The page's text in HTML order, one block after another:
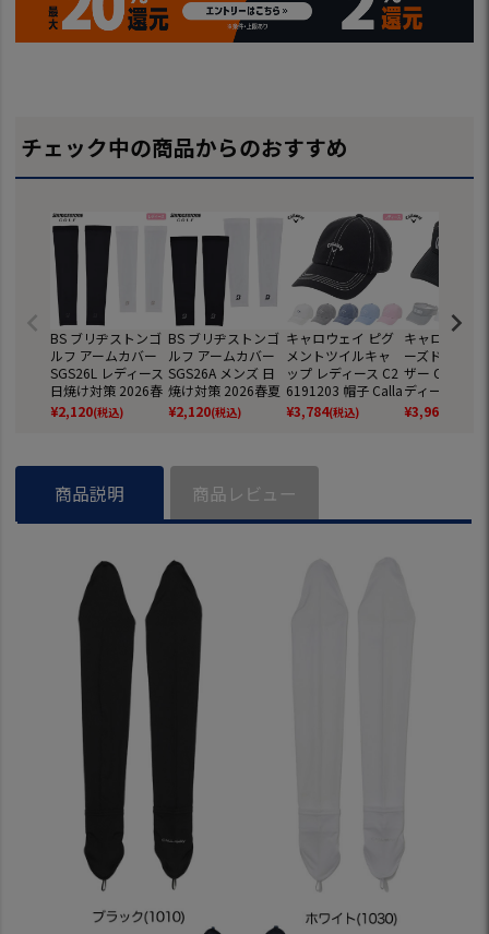
チェック中の商品からのおすすめ
BS ブリヂストンゴ
ルフ アームカバー
SGS26L レディース
日焼け対策 2026春
夏モデル BRIDGES
TONE GOLF 日本正
¥2,120(税込)
BS ブリヂストンゴ
ルフ アームカバー
SGS26A メンズ 日
焼け対策 2026春夏
モデル BRIDGESTO
NE GOLF 日本正規
¥2,120(税込)
キャロウェイ ピグ
メントツイルキャ
ップ レディース C2
6191203 帽子 Calla
way ヘッドウェア
2026春夏モデル 日
¥3,784(税込)
キャロウェイ
ーズドメッシ
ザー
ディース 帽子
way ヘッドウ
2026春夏モ
¥3,960
商品説明 商品レビュー